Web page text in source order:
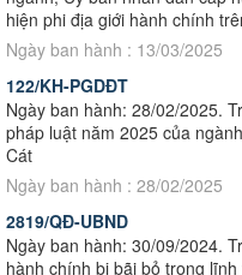
hiện phi địa giới hành chính
Ngày ban hành : 13/03/2025
122/KH-PGDĐT
Ngày ban hành: 28/02/2025.
pháp luật năm 2025 của
Cát
Ngày ban hành : 28/02/2025
2819/QĐ-UBND
Ngày ban hành: 30/09/2024.
hành chính bị bãi bỏ trong